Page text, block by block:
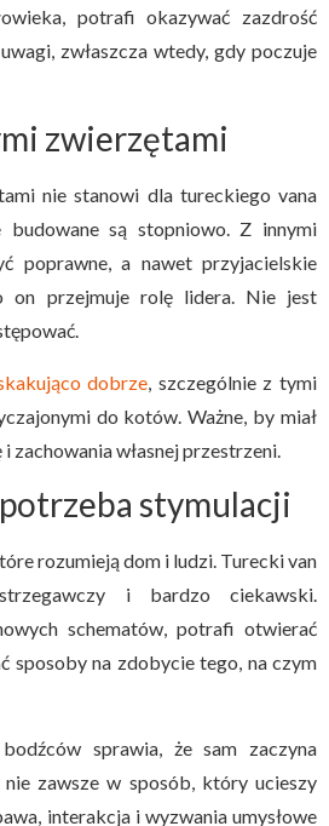
potrafi okazywać zazdrość
zwłaszcza wtedy, gdy poczuje
zwierzętami
nie stanowi dla tureckiego vana
są stopniowo. Z innymi
poprawne, a nawet przyjacielskie
on przejmuje rolę lidera. Nie jest
dobrze , szczególnie z tymi
do kotów. Ważne, by miał
zachowania własnej przestrzeni.
stymulacji
rozumieją dom i ludzi. Turecki van
i bardzo ciekawski.
schematów, potrafi otwierać
sposoby na zdobycie tego, na czym
sprawia, że sam zaczyna
zawsze w sposób, który ucieszy
interakcja i wyzwania umysłowe